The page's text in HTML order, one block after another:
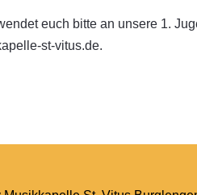
euch bitte an unsere 1.
st-vitus.de.